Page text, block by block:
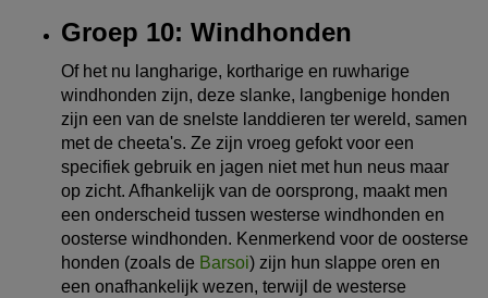
Groep 10: Windhonden
Of het nu langharige, kortharige en ruwharige
windhonden zijn, deze slanke, langbenige honden
zijn een van de snelste landdieren ter wereld, samen
met de cheeta's. Ze zijn vroeg gefokt voor een
specifiek gebruik en jagen niet met hun neus maar
op zicht. Afhankelijk van de oorsprong, maakt men
een onderscheid tussen westerse windhonden en
oosterse windhonden. Kenmerkend voor de oosterse
honden (zoals de Barsoi) zijn hun slappe oren en
een onafhankelijk wezen, terwijl de westerse